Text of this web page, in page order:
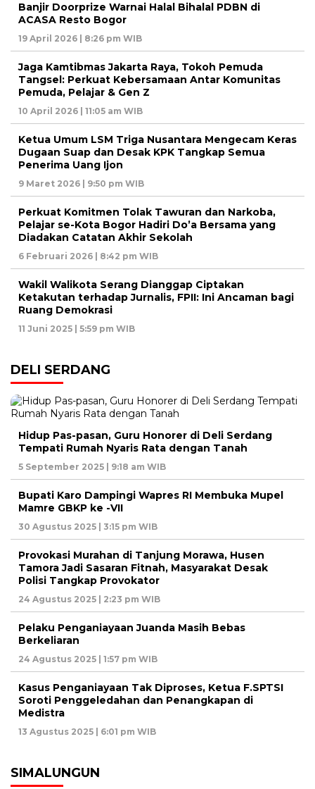
Banjir Doorprize Warnai Halal Bihalal PDBN di
ACASA Resto Bogor
19 April 2026 | 8:26 pm WIB
Jaga Kamtibmas Jakarta Raya, Tokoh Pemuda
Tangsel: Perkuat Kebersamaan Antar Komunitas
Pemuda, Pelajar & Gen Z
10 April 2026 | 11:05 am WIB
Ketua Umum LSM Triga Nusantara Mengecam Keras
Dugaan Suap dan Desak KPK Tangkap Semua
Penerima Uang Ijon
9 Maret 2026 | 9:50 pm WIB
Perkuat Komitmen Tolak Tawuran dan Narkoba,
Pelajar se-Kota Bogor Hadiri Do’a Bersama yang
Diadakan Catatan Akhir Sekolah
6 Februari 2026 | 8:42 pm WIB
Wakil Walikota Serang Dianggap Ciptakan
Ketakutan terhadap Jurnalis, FPII: Ini Ancaman bagi
Ruang Demokrasi
11 Juni 2025 | 5:59 pm WIB
DELI SERDANG
Hidup Pas-pasan, Guru Honorer di Deli Serdang
Tempati Rumah Nyaris Rata dengan Tanah
5 September 2025 | 9:18 am WIB
Bupati Karo Dampingi Wapres RI Membuka Mupel
Mamre GBKP ke -VII
30 Agustus 2025 | 3:15 pm WIB
Provokasi Murahan di Tanjung Morawa, Husen
Tamora Jadi Sasaran Fitnah, Masyarakat Desak
Polisi Tangkap Provokator
24 Agustus 2025 | 2:23 pm WIB
Pelaku Penganiayaan Juanda Masih Bebas
Berkeliaran
24 Agustus 2025 | 1:57 pm WIB
Kasus Penganiayaan Tak Diproses, Ketua F.SPTSI
Soroti Penggeledahan dan Penangkapan di
Medistra
13 Agustus 2025 | 6:01 pm WIB
SIMALUNGUN